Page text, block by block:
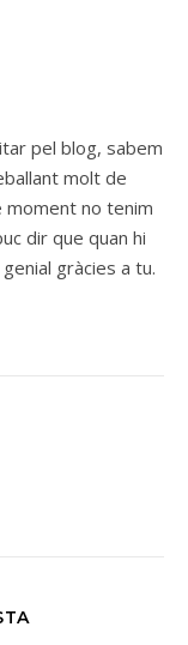
pel blog, sabem
molt de
moment no tenim
dir que quan hi
gràcies a tu.